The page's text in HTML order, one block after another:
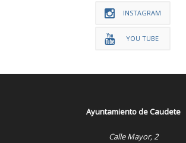
INSTAGRAM
YOU TUBE
Ayuntamiento de Caudete
Calle Mayor, 2